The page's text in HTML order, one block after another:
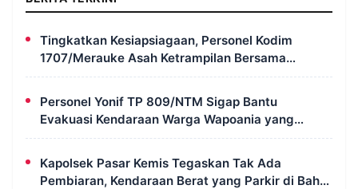
Tingkatkan Kesiapsiagaan, Personel Kodim
1707/Merauke Asah Ketrampilan Bersama
Petugas Damkar
Personel Yonif TP 809/NTM Sigap Bantu
Evakuasi Kendaraan Warga Wapoania yang
Terperosok ke Jurang
Kapolsek Pasar Kemis Tegaskan Tak Ada
Pembiaran, Kendaraan Berat yang Parkir di Bahu